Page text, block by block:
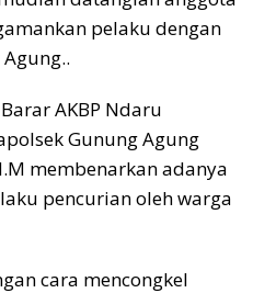
pelaku dengan
AKBP Ndaru
Gunung Agung
membenarkan adanya
pencurian oleh warga
cara mencongkel